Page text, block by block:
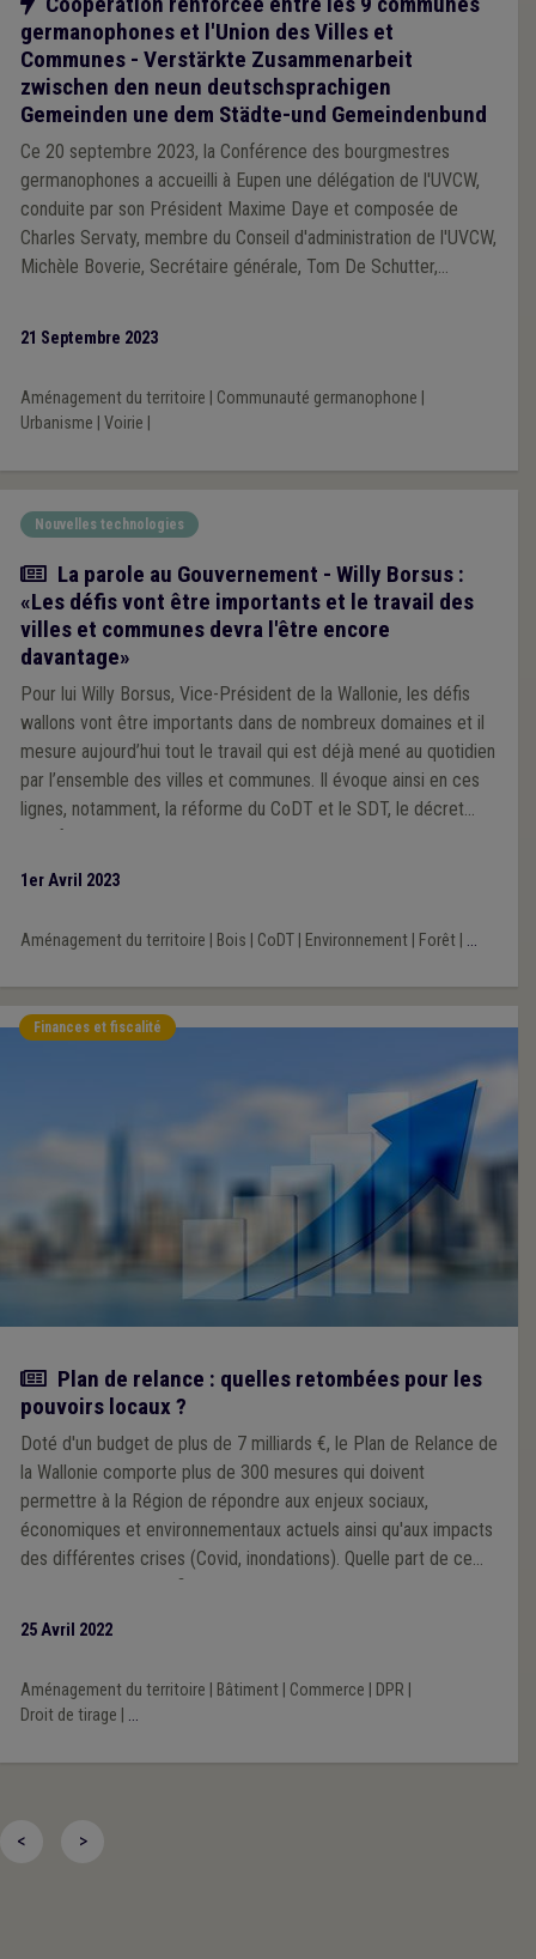
germanophones et l'Union des Villes et
Communes - Verstärkte Zusammenarbeit
zwischen den neun deutschsprachigen
Gemeinden une dem Städte-und Gemeindenbund
Ce 20 septembre 2023, la Conférence des bourgmestres
germanophones a accueilli à Eupen une délégation de l'UVCW,
conduite par son Président Maxime Daye et composée de
Charles Servaty, membre du Conseil d'administration de l'UVCW,
Michèle Boverie, Secrétaire générale, Tom De Schutter,
spécifiquement des communes germanophones.
21 Septembre 2023
Aménagement du territoire Communauté germanophone
Urbanisme Voirie
Nouvelles technologies
Article
La parole au Gouvernement - Willy Borsus :
«Les défis vont être importants et le travail des
villes et communes devra l'être encore
davantage»
Pour lui Willy Borsus, Vice-Président de la Wallonie, les défis
wallons vont être importants dans de nombreux domaines et il
mesure aujourd’hui tout le travail qui est déjà mené au quotidien
par l’ensemble des villes et communes. Il évoque ainsi en ces
lignes, notamment, la réforme du CoDT et le SDT, le décret
relatif à la voirie communale, la problématique des coulées de
Communes de Wallonie
1er Avril 2023
Aménagement du territoire Bois CoDT| Environnement| Forêt| ...
Finances et fiscalité
Actualité
Plan de relance : quelles retombées pour les
pouvoirs locaux ?
Doté d'un budget de plus de 7 milliards €, le Plan de Relance de
la Wallonie comporte plus de 300 mesures qui doivent
permettre à la Région de répondre aux enjeux sociaux,
économiques et environnementaux actuels ainsi qu'aux impacts
des différentes crises (Covid, inondations). Quelle part de ce
25 Avril 2022
Aménagement du territoire Bâtiment| Commerce DPR
Droit de tirage
...
< >